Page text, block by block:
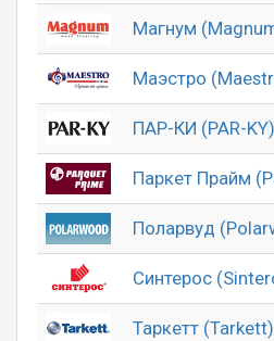
Магнум
Маэстро
ПАР-КИ (PAR-KY)
Паркет Прайм
Поларвуд
Синтерос
Таркетт (Tarkett)